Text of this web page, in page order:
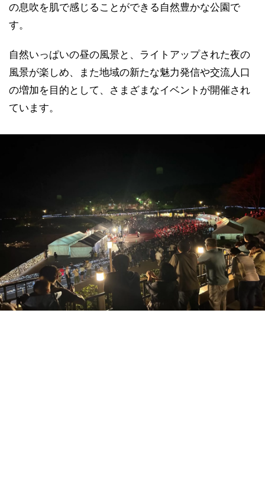
の息吹を肌で感じることができる自然豊かな公園で
す。
自然いっぱいの昼の風景と、ライトアップされた夜の
風景が楽しめ、また地域の新たな魅力発信や交流人口
の増加を目的として、さまざまなイベントが開催され
ています。